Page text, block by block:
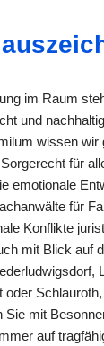
im Raum
und
wissen wir
für
emotionale
für
Konflikte
mit Blick auf
oder
Sie mit
auf